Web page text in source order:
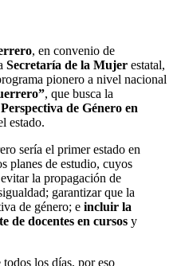
, en convenio de
Secretaría de la Mujer estatal,
pionero a nivel nacional
, que busca la
Perspectiva de Género en
estado.
sería el primer estado en
planes de estudio, cuyos
la propagación de
garantizar que la
de género; e incluir la
de docentes en cursos y
los días, por eso